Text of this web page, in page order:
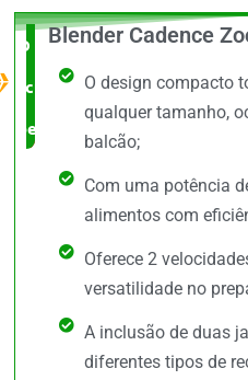
O Melhor
custo x
benefício
Blender Cadence
O design compacto
qualquer tamanho,
balcão;
Com uma potência
alimentos com
Oferece 2
versatilidade no
A inclusão de duas
diferentes tipos de